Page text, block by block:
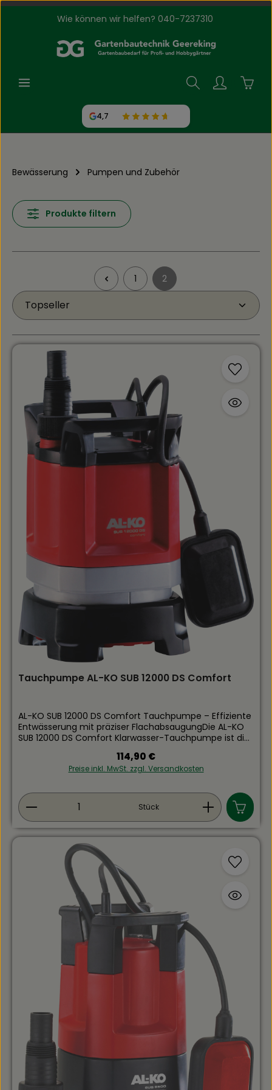
Zum Hauptinhalt springen
Wie können wir helfen? 040-7237310
4,7
Bewässerung Pumpen und Zubehör
Produkte filtern
Seite
1 Seite
2
Tauchpumpe AL-KO SUB 12000 DS Comfort
AL-KO SUB 12000 DS Comfort Tauchpumpe – Effiziente
Entwässerung mit präziser FlachabsaugungDie AL-KO
SUB 12000 DS Comfort Klarwasser-Tauchpumpe ist die
Umwälz- und Pumparbeiten in gärtnerischen
Betriebsstätten, Zisternen und überfluteten
kraftvoller, wartungsfreier Elektromotor, der dank der
integrierten Motorwelle mit Spezialbehandlung extrem
langlebig arbeitet. Eine Besonderheit ist der duale,
verstellbare Pumpenfuß: Er ermöglicht den schnellen
Wechsel zwischen maximaler Förderleistung im
Normalbetrieb und einer extrem flachen Absaugung
bis auf ca. 3 mm Restwasserstand. Als führender
Fachmarkt für moderne Gartenbautechnik stellt
Geereking sicher, dass Sie mit dieser AL-KO
Markenpumpe ein hocheffizientes Aggregat erhalten,
das durch verlässliche Mechanik und hohe
Ausfallsicherheit überzeugt.Technische
Details:Maximale Fördermenge: bis zu 11.000 Liter pro
Stunde (11 m³/h)Maximale Förderhöhe / Druck: 8,0
Meter / 0,8 barMaximale Eintauchtiefe: 5,0
MeterKorngröße / Schwebstoffe: Maximal 2 - 3 mm im
KlarwasserbereichPumpenausgang: 1 1/4 Zoll inklusive
materialschonendem Kombi-
3Pumpenlaufwerk: 1-stufigGewicht netto/brutto in kg:
6.3/6.9Maximale Körnergröße in mm: 3Abmessung
Höhe/Breite/Länge in cm: 29.3/19/10.7Kabellänge in m:
10Motorleistung in Watt: 550 / 230 V (mit
ThermiÜberlastschutz) Modell: AL-KO SUB 12000 DS
Comfort Extras: Mit Schwimmerschalter-startet
Pumpvorgang automatisch Vorteile für Profis und
anspruchsvolle Anwender:Kompromisslose Profi-
Regulärer Preis:
114,90 €
Preise inkl. MwSt. zzgl. Versandkosten
Produkt Anzahl: Gib den gewünschten Wert
Stück